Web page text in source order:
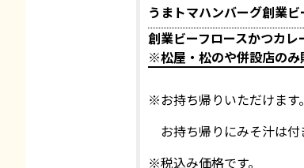
うまトマハンバーグ創業ビ
創業ビーフロースかつカレ
※松屋・松のや併設店のみ
※お持ち帰りいただけます。
お持ち帰りにみそ汁は
※税込み価格です。